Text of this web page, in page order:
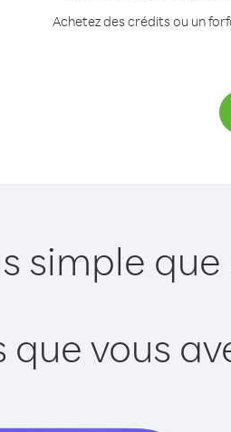
Achetez des crédits ou un
simple
que vous